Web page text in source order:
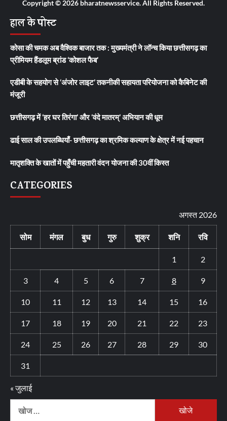
Copyright © 2026 bharatnewsservice. All Rights Reserved.
हाल के पोस्ट
कोसा की चमक अब वैश्विक बाजार तक : मुख्यमंत्री ने लॉन्च किया छत्तीसगढ़ का
प्रीमियम हैंडलूम ब्रांड ‘कोशल फैब’
एडीबी के सहयोग से ‘अंजोर लाइट’ तकनीकी सहायता परियोजना को कैबिनेट की
मंजूरी
छत्तीसगढ़ में ‘हर घर तिरंगा’ और ‘वंदे मातरम्’ अभियान की धूम
ढाई साल की उपलब्धियाँ- छत्तीसगढ़ का श्रमिक कल्याण के क्षेत्र में नई पहचान
मातृशक्ति के खातों में पहुँची महतारी वंदन योजना की 30वीं किस्त
CATEGORIES
अगस्त 2026
सोम मंगल बुध गुरु शुक्र शनि रवि
1 2
3 4 5 6 7 8 9
10 11 12 13 14 15 16
17 18 19 20 21 22 23
24 25 26 27 28 29 30
31
« जुलाई
निम्न